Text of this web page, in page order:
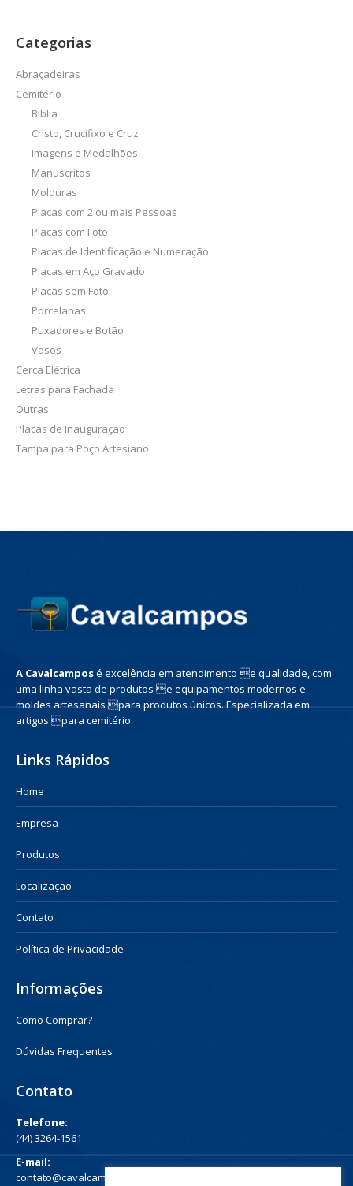
Categorias
Abraçadeiras
Cemitério
Bíblia
Cristo, Crucifixo e Cruz
Imagens e Medalhões
Manuscritos
Molduras
Placas com 2 ou mais Pessoas
Placas com Foto
Placas de Identificação e Numeração
Placas em Aço Gravado
Placas sem Foto
Porcelanas
Puxadores e Botão
Vasos
Cerca Elétrica
Letras para Fachada
Outras
Placas de Inauguração
Tampa para Poço Artesiano
A Cavalcamposé excelência em atendimento e qualidade, com
uma linha vasta de produtos e equipamentos modernos e
moldes artesanais para produtos únicos. Especializada em
artigos para cemitério.
Links Rápidos
Home
Empresa
Produtos
Localização
Contato
Política de Privacidade
Informações
Como Comprar?
Dúvidas Frequentes
Contato
Telefone:
(44) 3264-1561
E-mail:
contato@cavalcampos.com.br